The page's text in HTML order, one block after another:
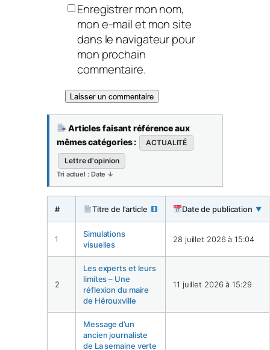
Enregistrer mon nom,
mon e-mail et mon site
dans le navigateur pour
mon prochain
commentaire.
Articles faisant référence aux
mêmes catégories :
ACTUALITÉ
Lettre d'opinion
Tri actuel : Date ↓
# Titre de l’article Date de publication ▼
1
Simulations
visuelles
28 juillet 2026 à 15:04
2
Les experts et leurs
limites – Une
réflexion du maire
de Hérouxville
11 juillet 2026 à 15:29
Message d’un
ancien journaliste
de La semaine verte